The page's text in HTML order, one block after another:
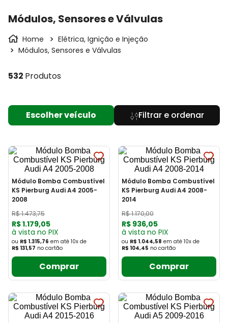
Módulos, Sensores e Válvulas
Elétrica, Ignição e Injeção
Módulos, Sensores e Válvulas
532 Produtos
Escolher veículo
Módulo Bomba Combustível
KS Pierburg Audi A4 2005-
2008
R$1.473,75
R$1.179,05
à vista no PIX
ou R$ 1.315,76 em até 10x de
R$ 131,57 no cartão
Comprar
Módulo Bomba Combustível
KS Pierburg Audi A4 2008-
2014
R$1.170,00
R$ 936,05
à vista no PIX
ou R$ 1.044,58 em até 10x de
R$ 104,45 no cartão
Comprar